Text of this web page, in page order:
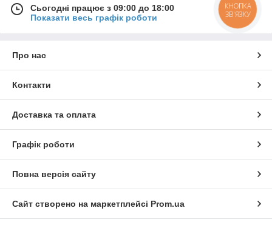
Сьогодні працює з 09:00 до 18:00
Показати весь графік роботи
Про нас
Контакти
Доставка та оплата
Графік роботи
Повна версія сайту
Сайт створено на маркетплейсі Prom.ua
КНОПКА
ЗВ'ЯЗКУ